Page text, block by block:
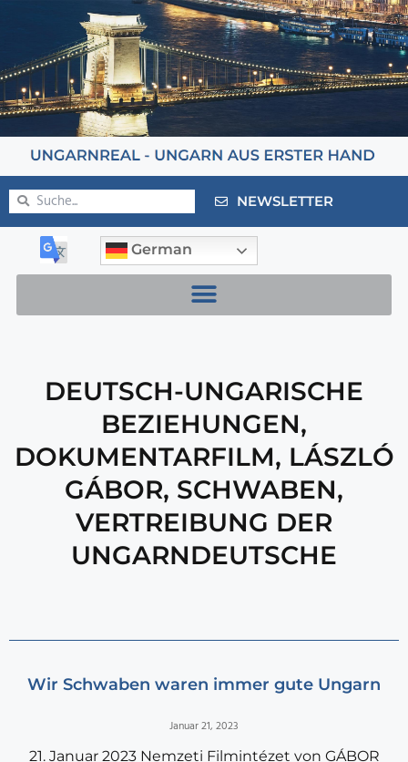
NEWSLETTER
German
DEUTSCH-UNGARISCHE
BEZIEHUNGEN,
DOKUMENTARFILM, LÁSZLÓ
GÁBOR, SCHWABEN,
VERTREIBUNG DER
UNGARNDEUTSCHE
Wir Schwaben waren immer gute Ungarn
Januar 21, 2023
21. Januar 2023 Nemzeti Filmintézet von GÁBOR